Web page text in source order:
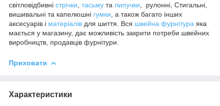
світловідбивні стрічки тасьму та липучки , рулонні, Стигальні,
вишивальні та капелюшні гумки , а також багато інших
аксесуарів і матеріалів для шиття. Вся швейна фурнітура яка
мається у магазину, дає можливість закрити потреби швейних
виробництв, продавців фурнітури.
Приховати
Характеристики